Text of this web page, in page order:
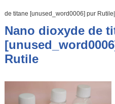
Contact
de titane [unused_word0006] pur
Nano dioxyde de
Rutile